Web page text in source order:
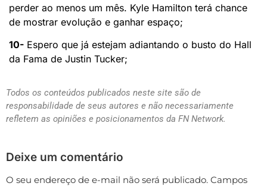
perder ao menos um mês. Kyle Hamilton terá chance
de mostrar evolução e ganhar espaço;
10- Espero que já estejam adiantando o busto do Hall
da Fama de Justin Tucker;
Todos os conteúdos publicados neste site são de
responsabilidade de seus autores e não necessariamente
refletem as opiniões e posicionamentos da FN Network.
Deixe um comentário
O seu endereço de e-mail não será publicado. Campos